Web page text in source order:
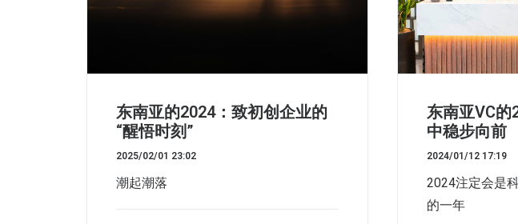
东南亚的2024：致初创企业的
“醒悟时刻”
2025/02/01 23:02
潮起潮落
东南亚VC的
中稳步向前
2024/01/12 17:19
2024注定会是
的一年